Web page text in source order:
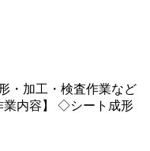
・加工・検査作業など
内容】 ◇シート成形